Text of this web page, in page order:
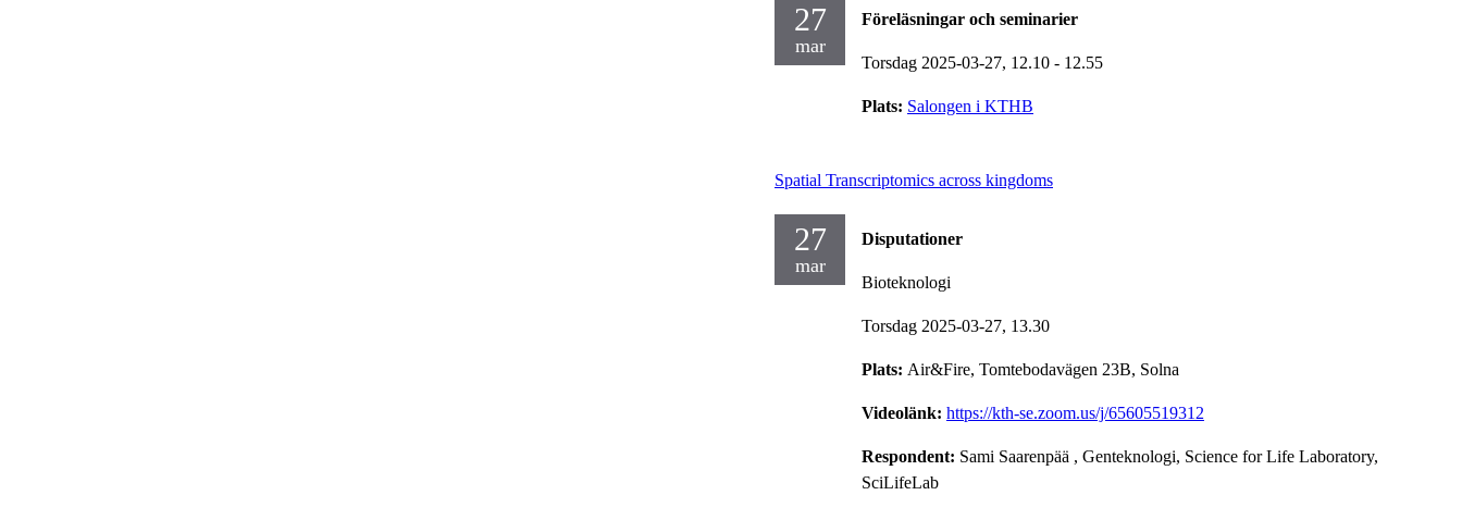
27
mar
Föreläsningar och seminarier
Torsdag 2025-03-27, 12.10 - 12.55
Plats: Salongen i KTHB
Spatial Transcriptomics across kingdoms
27
mar
Disputationer
Bioteknologi
Torsdag 2025-03-27, 13.30
Plats: Air&Fire, Tomtebodavägen 23B, Solna
Videolänk: https://kth-se.zoom.us/j/65605519312
Respondent: Sami Saarenpää , Genteknologi, Science for Life Laboratory,
SciLifeLab